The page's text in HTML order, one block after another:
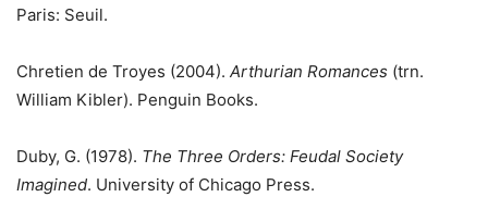
Paris: Seuil.
Chretien de Troyes (2004). Arthurian Romances (trn.
William Kibler). Penguin Books.
Duby, G. (1978). The Three Orders: Feudal Society
Imagined. University of Chicago Press.